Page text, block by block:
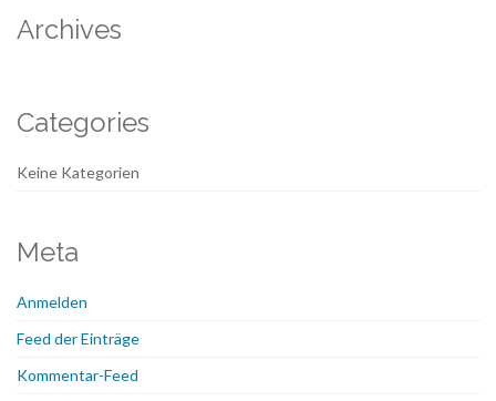
Archives
Categories
Keine Kategorien
Meta
Anmelden
Feed der Einträge
Kommentar-Feed